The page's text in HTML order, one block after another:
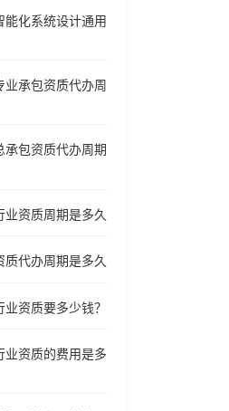
能化系统设计通用
业承包资质代办周
承包资质代办周期
业资质周期是多久
质代办周期是多久
资质要多少钱？
业资质的费用是多